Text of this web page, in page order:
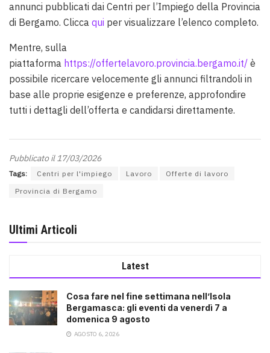
annunci pubblicati dai Centri per l’Impiego della Provincia
di Bergamo. Clicca qui per visualizzare l’elenco completo.
Mentre, sulla
piattaforma https://offertelavoro.provincia.bergamo.it/ è
possibile ricercare velocemente gli annunci filtrandoli in
base alle proprie esigenze e preferenze, approfondire
tutti i dettagli dell’offerta e candidarsi direttamente.
Pubblicato il 17/03/2026
Tags: Centri per l'impiego Lavoro
Offerte di lavoro
Provincia di Bergamo
Ultimi Articoli
Latest
Cosa fare nel fine settimana nell’Isola
Bergamasca: gli eventi da venerdì 7 a
domenica 9 agosto
AGOSTO 6, 2026